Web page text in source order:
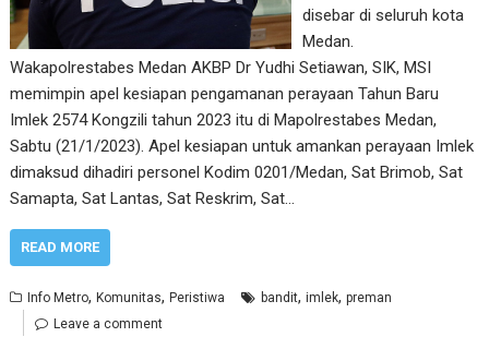
disebar di seluruh kota
Medan.
Wakapolrestabes Medan AKBP Dr Yudhi Setiawan, SIK, MSI
memimpin apel kesiapan pengamanan perayaan Tahun Baru
Imlek 2574 Kongzili tahun 2023 itu di Mapolrestabes Medan,
Sabtu (21/1/2023). Apel kesiapan untuk amankan perayaan Imlek
dimaksud dihadiri personel Kodim 0201/Medan, Sat Brimob, Sat
Samapta, Sat Lantas, Sat Reskrim, Sat…
READ MORE
Info Metro,Komunitas,Peristiwa bandit,imlek,preman
Leave a comment